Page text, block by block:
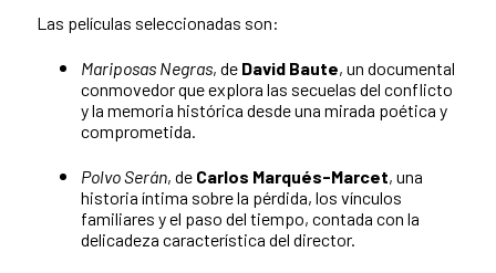
Las películas seleccionadas son:
Mariposas Negras, de David Baute, un documental
conmovedor que explora las secuelas del conflicto
y la memoria histórica desde una mirada poética y
comprometida.
Polvo Serán, de Carlos Marqués-Marcet, una
historia íntima sobre la pérdida, los vínculos
familiares y el paso del tiempo, contada con la
delicadeza característica del director.